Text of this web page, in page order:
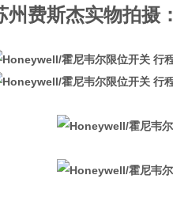
州费斯杰实物拍摄：